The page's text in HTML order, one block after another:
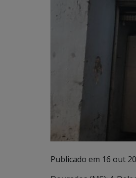
Publicado em 16 out